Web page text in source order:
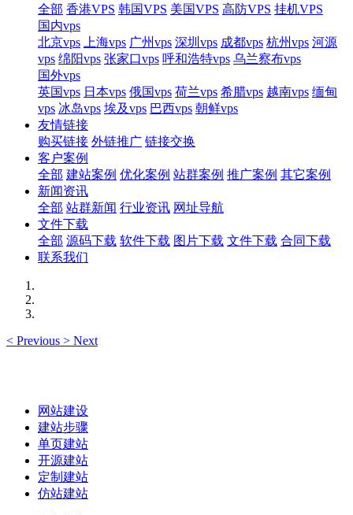
全部 香港VPS 韩国VPS 美国VPS 高防VPS 挂机VPS
国内vps
北京vps
上海vps 广州vps 深圳vps 成都vps 杭州vps 河源
vps 绵阳vps 张家口vps 呼和浩特vps 乌兰察布vps
国外vps
英国vps 日本vps 俄国vps 荷兰vps 希腊vps 越南vps 缅甸
vps 冰岛vps 埃及vps 巴西vps 朝鲜vps
友情链接
购买链接 外链推广 链接交换
客户案例
全部 建站案例 优化案例 站群案例 推广案例 其它案例
新闻资讯
全部 站群新闻 行业资讯 网址导航
文件下载
全部 源码下载 软件下载 图片下载 文件下载 合同下载
联系我们
< Previous > Next
网站建设
建站步骤
单页建站
开源建站
定制建站
仿站建站